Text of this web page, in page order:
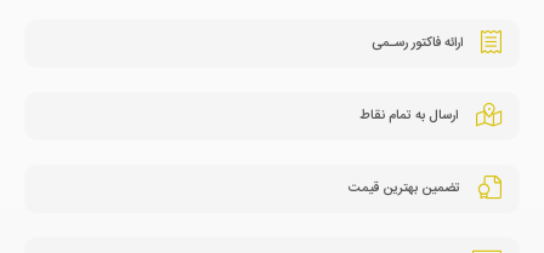
ارائه فاکتور رسـمی
ارسال به تمام نقاط
تضمین بهترین قیمت